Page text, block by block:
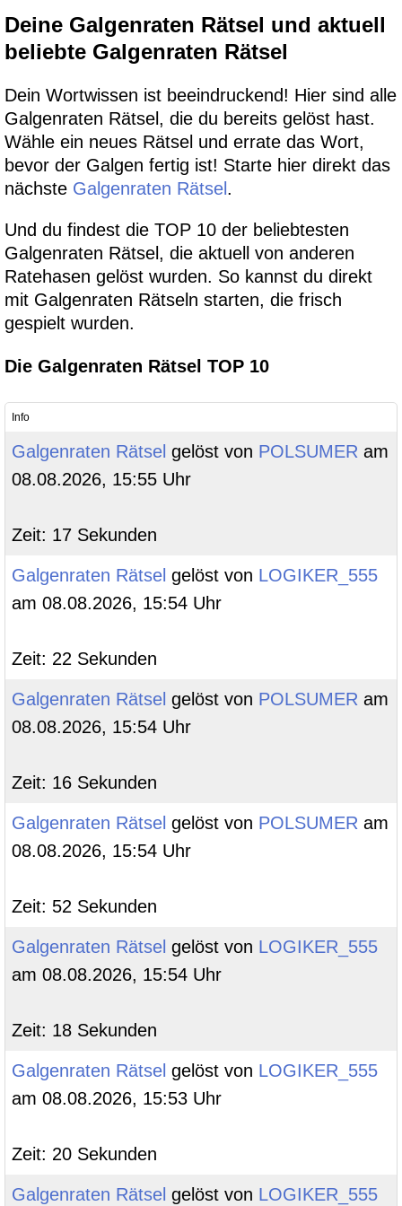
Deine Galgenraten Rätsel und aktuell
beliebte Galgenraten Rätsel
Dein Wortwissen ist beeindruckend! Hier sind alle
Galgenraten Rätsel, die du bereits gelöst hast.
Wähle ein neues Rätsel und errate das Wort,
bevor der Galgen fertig ist! Starte hier direkt das
nächste Galgenraten Rätsel .
Und du findest die TOP 10 der beliebtesten
Galgenraten Rätsel, die aktuell von anderen
Ratehasen gelöst wurden. So kannst du direkt
mit Galgenraten Rätseln starten, die frisch
gespielt wurden.
Die Galgenraten Rätsel TOP 10
Info
Galgenraten Rätsel gelöst von POLSUMER am
08.08.2026, 15:55 Uhr
Zeit: 17 Sekunden
Galgenraten Rätsel gelöst von LOGIKER_555
am 08.08.2026, 15:54 Uhr
Zeit: 22 Sekunden
Galgenraten Rätsel gelöst von POLSUMER am
08.08.2026, 15:54 Uhr
Zeit: 16 Sekunden
Galgenraten Rätsel gelöst von POLSUMER am
08.08.2026, 15:54 Uhr
Zeit: 52 Sekunden
Galgenraten Rätsel gelöst von LOGIKER_555
am 08.08.2026, 15:54 Uhr
Zeit: 18 Sekunden
Galgenraten Rätsel gelöst von LOGIKER_555
am 08.08.2026, 15:53 Uhr
Zeit: 20 Sekunden
Galgenraten Rätsel gelöst von LOGIKER_555